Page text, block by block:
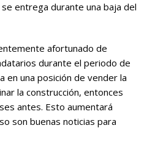
entrega durante una baja del
afortunado de
durante el periodo de
en una posición de vender la
la construcción, entonces
antes. Esto aumentará
son buenas noticias para